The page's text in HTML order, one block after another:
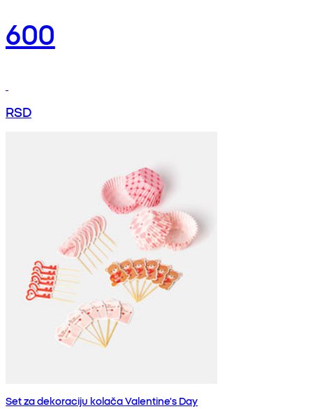
600
RSD
Set za dekoraciju kolača Valentine's Day